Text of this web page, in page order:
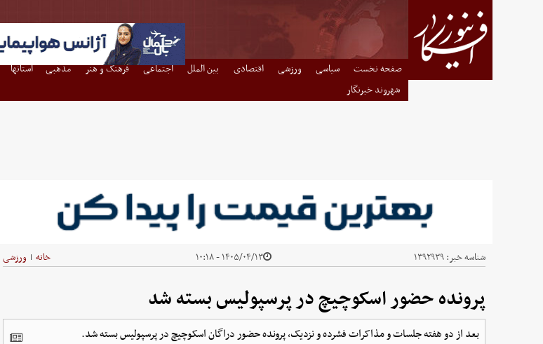
صفحه نخست سیاسی ورزشی اقتصادی بین الملل اجتماعی فرهنگ و هنر مذهبی استانها
شهروند خبرنگار
شناسه خبر:۱۳۹۲۹۳۹ ۱۴۰۵/۰۴/۱۳ - ۱۰:۱۸ خانه | ورزشی
پرونده حضور اسکوچیچ در پرسپولیس بسته شد
بعد از دو هفته جلسات و مذاکرات فشرده و نزدیک، پرونده حضور دراگان اسکوچیچ در پرسپولیس بسته شد.